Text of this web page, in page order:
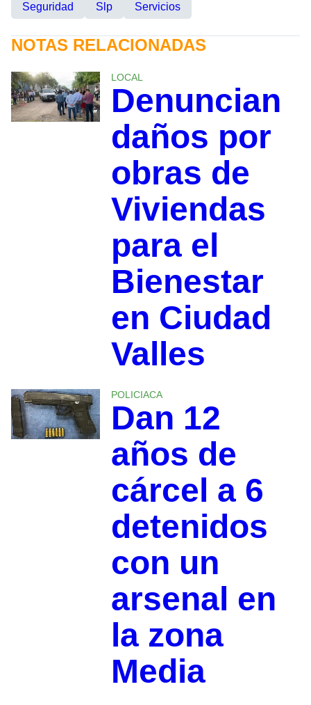
Seguridad Slp Servicios
NOTAS RELACIONADAS
LOCAL
Denuncian
daños por
obras de
Viviendas
para el
Bienestar
en Ciudad
Valles
POLICIACA
Dan 12
años de
cárcel a 6
detenidos
con un
arsenal en
la zona
Media